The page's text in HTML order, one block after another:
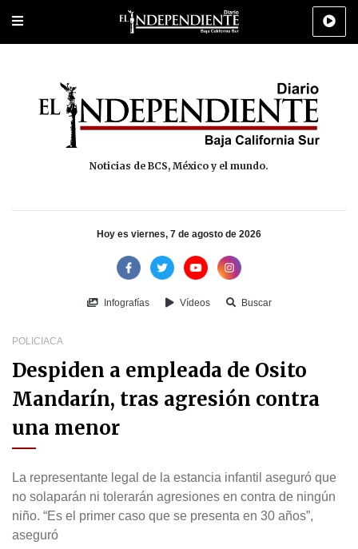
Portada Los Cabos Policiaca Deportes Cultura
Noticias de BCS, México y el mundo.
Hoy es viernes, 7 de agosto de 2026
Infografías Vídeos Buscar
POLICIACA
Despiden a empleada de Osito
Mandarín, tras agresión contra
una menor
La representante legal de la estancia infantil aseguró que
no solaparán ni tolerarán agresiones en contra de ningún
niño. “Es el primer caso que se presenta en 30 años”,
aseguró